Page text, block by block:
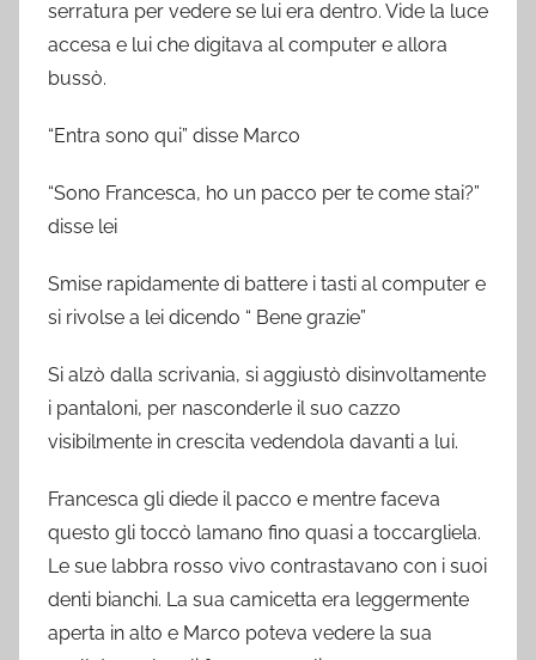
serratura per vedere se lui era dentro. Vide la luce
accesa e lui che digitava al computer e allora
bussò.
“Entra sono qui” disse Marco
“Sono Francesca, ho un pacco per te come stai?”
disse lei
Smise rapidamente di battere i tasti al computer e
si rivolse a lei dicendo “ Bene grazie”
Si alzò dalla scrivania, si aggiustò disinvoltamente
i pantaloni, per nasconderle il suo cazzo
visibilmente in crescita vedendola davanti a lui.
Francesca gli diede il pacco e mentre faceva
questo gli toccò lamano fino quasi a toccargliela.
Le sue labbra rosso vivo contrastavano con i suoi
denti bianchi. La sua camicetta era leggermente
aperta in alto e Marco poteva vedere la sua